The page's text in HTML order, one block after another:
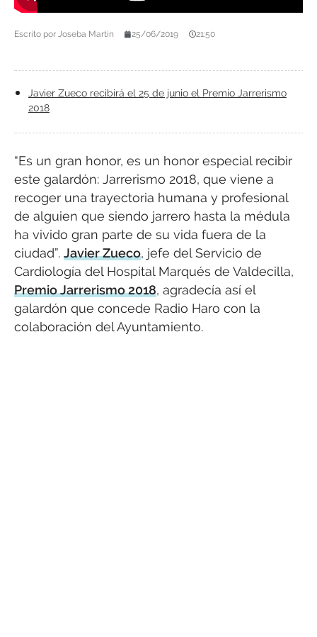
Escrito por Joseba Martín 25/06/2019 21:50
Javier Zueco recibirá el 25 de junio el Premio Jarrerismo
2018
“Es un gran honor, es un honor especial recibir
este galardón: Jarrerismo 2018, que viene a
recoger una trayectoria humana y profesional
de alguien que siendo jarrero hasta la médula
ha vivido gran parte de su vida fuera de la
ciudad”. Javier Zueco, jefe del Servicio de
Cardiología del Hospital Marqués de Valdecilla,
Premio Jarrerismo 2018, agradecía así el
galardón que concede Radio Haro con la
colaboración del Ayuntamiento.